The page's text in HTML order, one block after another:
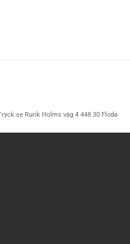
Rurik Holms väg 4 448 30 Floda